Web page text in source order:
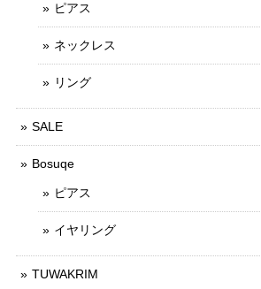
ピアス
ネックレス
リング
SALE
Bosuqe
ピアス
イヤリング
TUWAKRIM